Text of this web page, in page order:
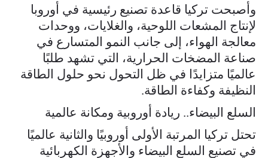
وأصبحت تركيا قاعدة تصنيع رئيسية في أوروبا
لإنتاج المشعات اللوحية، والغلايات، ووحدات
معالجة الهواء، إلى جانب النمو المتسارع في
صناعة المضخات الحرارية، التي تشهد طلبًا
عالميًا متزايدًا في ظل التحول نحو حلول الطاقة
النظيفة وكفاءة الطاقة.
السلع البيضاء.. ريادة أوروبية ومكانة عالمية
تحتل تركيا المرتبة الأولى أوروبيًا والثانية عالميًا
في تصنيع السلع البيضاء والأجهزة الكهربائية